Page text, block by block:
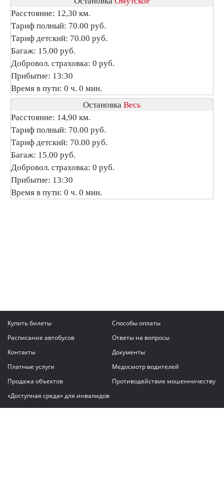
Расстояние: 12,30 км.
Тариф полный: 70.00 руб.
Тариф детский: 70.00 руб.
Багаж: 15.00 руб.
Добровол. страховка: 0 руб.
Прибытие: 13:30
Время в пути: 0 ч. 0 мин.
Остановка Весь
Расстояние: 14,90 км.
Тариф полный: 70.00 руб.
Тариф детский: 70.00 руб.
Багаж: 15.00 руб.
Добровол. страховка: 0 руб.
Прибытие: 13:30
Время в пути: 0 ч. 0 мин.
Купить билеты
Способы оплаты
Расписание автобусов
Ответы на вопросы
Контакты
Документы
Платные услуги
Медосмотр водителей
Продажа объектов
Противодействие мошенничеству
«Доступная среда» для инвалидов